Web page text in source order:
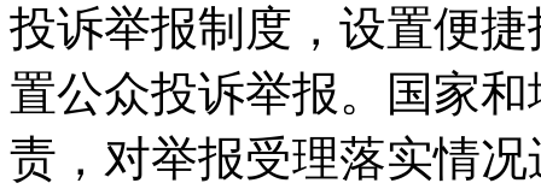
投诉举报制度，设置便
置公众投诉举报。国家
责，对举报受理落实情